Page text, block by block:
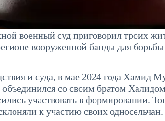
военный суд приговорил троих
вооруженной банды для
и суда, в мае 2024 года Хамид
со своим братом
участвовать в формировании.
к участию своих односельчан.